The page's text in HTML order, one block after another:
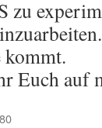
zu
kommt.
Euch